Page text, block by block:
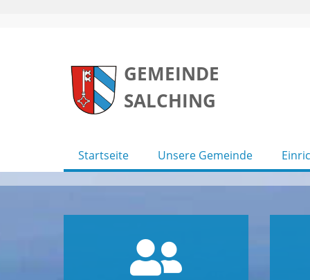
GEMEINDE
SALCHING
Startseite Unsere Gemeinde